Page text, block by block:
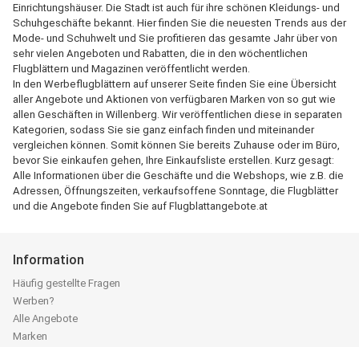
Einrichtungshäuser. Die Stadt ist auch für ihre schönen Kleidungs- und
Schuhgeschäfte bekannt. Hier finden Sie die neuesten Trends aus der
Mode- und Schuhwelt und Sie profitieren das gesamte Jahr über von
sehr vielen Angeboten und Rabatten, die in den wöchentlichen
Flugblättern und Magazinen veröffentlicht werden.
In den Werbeflugblättern auf unserer Seite finden Sie eine Übersicht
aller Angebote und Aktionen von verfügbaren Marken von so gut wie
allen Geschäften in Willenberg. Wir veröffentlichen diese in separaten
Kategorien, sodass Sie sie ganz einfach finden und miteinander
vergleichen können. Somit können Sie bereits Zuhause oder im Büro,
bevor Sie einkaufen gehen, Ihre Einkaufsliste erstellen. Kurz gesagt:
Alle Informationen über die Geschäfte und die Webshops, wie z.B. die
Adressen, Öffnungszeiten, verkaufsoffene Sonntage, die Flugblätter
und die Angebote finden Sie auf Flugblattangebote.at
Information
Häufig gestellte Fragen
Werben?
Alle Angebote
Marken